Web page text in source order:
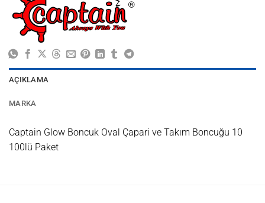
AÇIKLAMA
MARKA
Captain Glow Boncuk Oval Çapari ve Takım Boncuğu 10
100lü Paket